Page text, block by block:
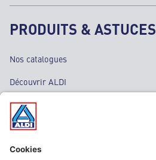
PRODUITS & ASTUCES
Nos catalogues
Découvrir ALDI
Nos bons plans
Nos rayons
Nos marques